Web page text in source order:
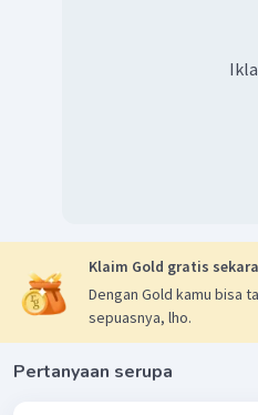
Klaim Gold gratis
Dengan Gold kamu bisa
sepuasnya, lho.
Pertanyaan serupa